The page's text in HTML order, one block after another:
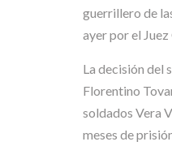
guerrillero de
ayer por el
La decisión del
Florentino
soldados Vera
meses de